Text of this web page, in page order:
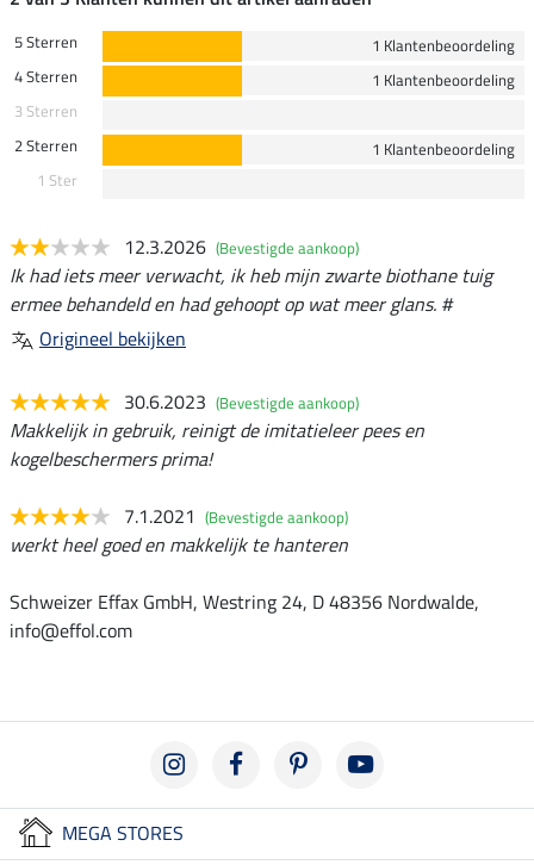
5 Sterren
1 Klantenbeoordeling
4 Sterren
1 Klantenbeoordeling
3 Sterren
2 Sterren
1 Klantenbeoordeling
1 Ster
12.3.2026 (Bevestigde aankoop)
Ik had iets meer verwacht, ik heb mijn zwarte biothane tuig
ermee behandeld en had gehoopt op wat meer glans. #
Origineel bekijken
30.6.2023 (Bevestigde aankoop)
Makkelijk in gebruik, reinigt de imitatieleer pees en
kogelbeschermers prima!
7.1.2021 (Bevestigde aankoop)
werkt heel goed en makkelijk te hanteren
Schweizer Effax GmbH, Westring 24, D 48356 Nordwalde,
info@effol.com
MEGA STORES